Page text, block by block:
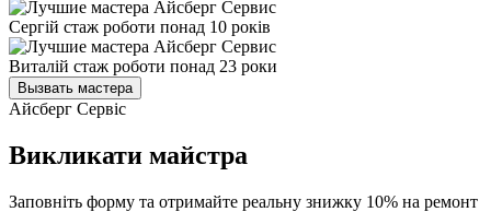
Сергій стаж роботи понад 10 років
Виталій стаж роботи понад 23 роки
Вызвать мастера
Айсберг Сервіс
Викликати майстра
Заповніть форму та отримайте реальну знижку 10% на ремонт